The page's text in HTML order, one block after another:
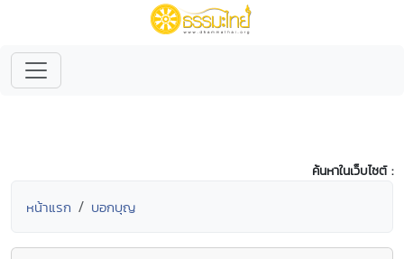
ค้นหาในเว็บไซต์ :
หน้าแรก บอกบุญ